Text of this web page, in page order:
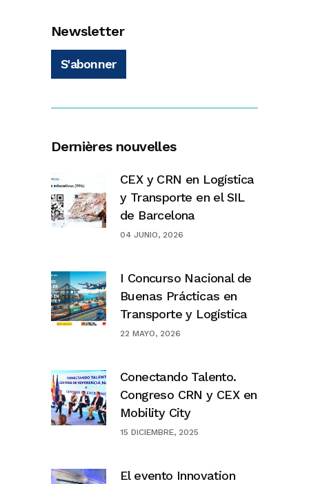
Newsletter
S'abonner
Dernières nouvelles
CEX y CRN en Logística
y Transporte en el SIL
de Barcelona
04 JUNIO, 2026
I Concurso Nacional de
Buenas Prácticas en
Transporte y Logística
22 MAYO, 2026
Conectando Talento.
Congreso CRN y CEX en
Mobility City
15 DICIEMBRE, 2025
El evento Innovation